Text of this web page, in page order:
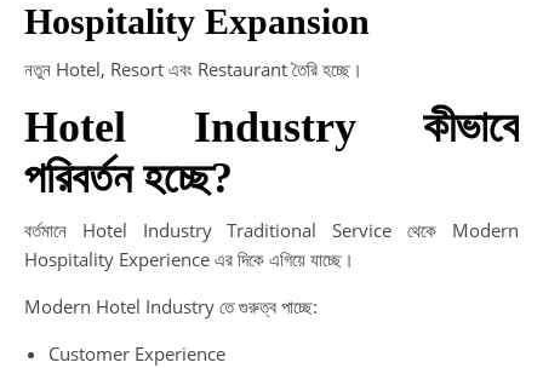
Hospitality Expansion
নতুন Hotel, Resort এবং Restaurant তৈরি হচ্ছে।
Hotel Industry কীভাবে
পরিবর্তন হচ্ছে?
বর্তমানে Hotel Industry Traditional Service থেকে Modern
Hospitality Experience এর দিকে এগিয়ে যাচ্ছে।
Modern Hotel Industry তে গুরুত্ব পাচ্ছে:
Customer Experience